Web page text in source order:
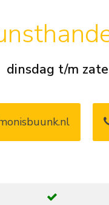
dinsdag t/m